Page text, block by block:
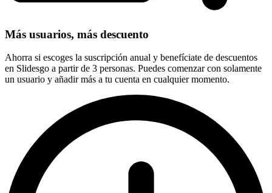
Más usuarios, más descuento
Ahorra si escoges la suscripción anual y benefíciate de descuentos
en Slidesgo a partir de 3 personas. Puedes comenzar con solamente
un usuario y añadir más a tu cuenta en cualquier momento.